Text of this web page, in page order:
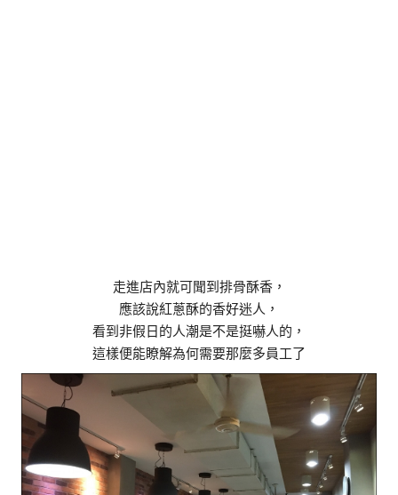
走進店內就可聞到排骨酥香，
應該說紅蔥酥的香好迷人，
看到非假日的人潮是不是挺嚇人的，
這樣便能瞭解為何需要那麼多員工了